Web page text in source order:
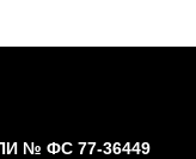
№ ФС 77-36449